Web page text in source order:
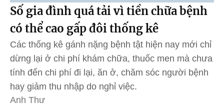
Số gia đình quá tải vì tiền chữa bệnh
có thể cao gấp đôi thống kê
Các thống kê gánh nặng bệnh tật hiện nay mới chỉ
dừng lại ở chi phí khám chữa, thuốc men mà chưa
tính đến chi phí đi lại, ăn ở, chăm sóc người bệnh
hay giảm thu nhập do nghỉ việc.
Anh Thư